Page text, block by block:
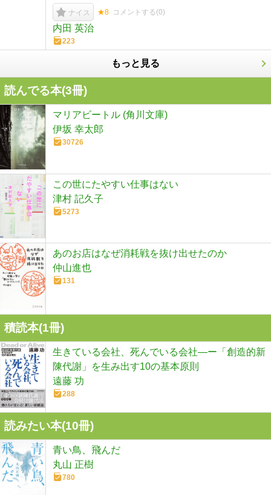
ナイス ★8 コメントする(0)
内田 英治
223
もっと見る
読んでる本(3冊)
マリアビートル (角川文庫)
伊坂 幸太郎
30726
この世にたやすい仕事はない
津村 記久子
5273
あのお店はなぜ消耗戦を抜け出せたのか
仲山進也
131
積読本(1冊)
生きている会社、死んでいる会社―ー「創造的新
陳代謝」を生み出す10の基本原則
遠藤 功
288
読みたい本(10冊)
青い鳥、飛んだ
丸山 正樹
780